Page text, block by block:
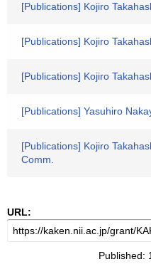
[Publications] Kojiro
[Publications] Kojiro
[Publications] Kojiro
[Publications] Yasuhiro
[Publications] Kojiro
Comm.
URL:
Published: